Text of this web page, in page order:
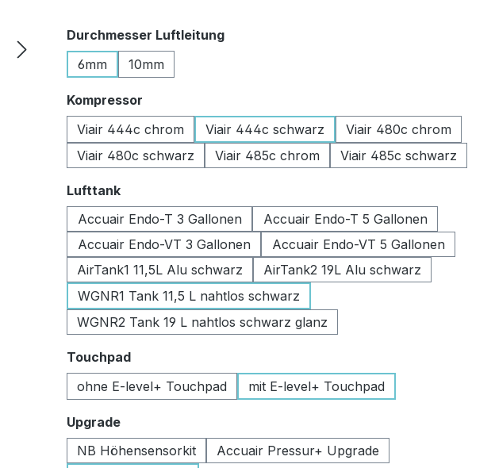
Durchmesser Luftleitungauswählen
6mm
10mm
Kompressor
Viair 444c chrom
Viair 444c schwarz
Viair 480c chrom
Viair 480c schwarz
Viair 485c chrom Viair 485c schwarz
Lufttankauswählen
Accuair Endo-T 3 Gallonen
Accuair Endo-T 5 Gallonen
Accuair Endo-VT 3 Gallonen
Accuair Endo-VT 5 Gallonen
AirTank1 11,5L Alu schwarz
AirTank2 19L Alu schwarz
WGNR1 Tank 11,5 L nahtlos schwarz
WGNR2 Tank 19 L nahtlos schwarz glanz
Touchpadauswählen
ohne E-level+ Touchpad
mit E-level+ Touchpad
Upgradeauswählen
NB Höhensensorkit
Accuair Pressur+ Upgrade